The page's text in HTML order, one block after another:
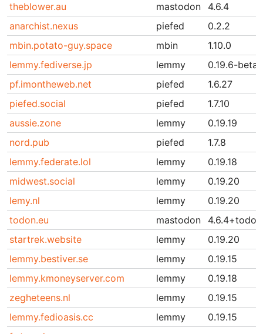
theblower.au
mastodon
4.6.4
anarchist.nexus
piefed
0.2.2
mbin.potato-guy.space
mbin
1.10.0
lemmy.fediverse.jp
lemmy
0.19.6-
pf.imontheweb.net
piefed
1.6.27
piefed.social
piefed
1.7.10
aussie.zone
lemmy
0.19.19
nord.pub
piefed
1.7.8
lemmy.federate.lol
lemmy
0.19.18
midwest.social
lemmy
0.19.20
lemy.nl
lemmy
0.19.20
todon.eu
mastodon
4.6.4+todon
startrek.website
lemmy
0.19.20
lemmy.bestiver.se
lemmy
0.19.15
lemmy.kmoneyserver.com
lemmy
0.19.18
zegheteens.nl
lemmy
0.19.15
lemmy.fedioasis.cc
lemmy
0.19.15